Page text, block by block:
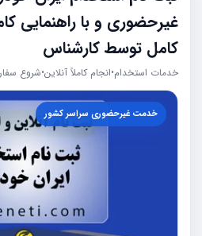
غیرحضوری و با راهنمایی
کامل توسط کارشناس
خدمات استخدام•انجام کاملاً آنلاین•شروع
خدمت غیرحضوری سراسر کشور